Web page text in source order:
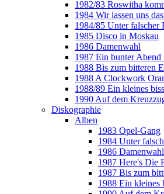
1982/83 Roswitha
1984 Wir lassen uns
1984/85 Unter falscher
1985 Disco in Moskau
1986 Damenwahl
1987 Ein bunter
1988 Bis zum bitteren
1988 A Clockwork
1988/89 Ein kleines
1990 Auf dem
Diskographie
Alben
1983 Opel-Gang
1984 Unter
1986 Damenwahl
1987 Here's Die
1987 Bis zum
1988 Ein kleines